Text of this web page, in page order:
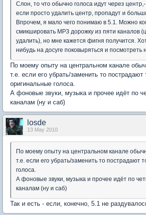
Слон, то что обычно голоса идут через
если просто удалить центр, пропадут и
Впрочем, я мало чего понимаю в 5.1. Можно
смикшировать MP3 дорожку из пяти каналов
удалить), но мне кажется фигня получится.
нибудь на досуге поковыряться и посмотреть
По моему опыту на центральном канале
т.е. если его убрать/заменить то пострадают
оригинальные голоса.
А фоновые звуки, музыка и прочее идёт по
каналам (ну и саб)
losde
13 May 2010
По моему опыту на центральном канале
т.е. если его убрать/заменить то пострадают
голоса.
А фоновые звуки, музыка и прочее идёт по
каналам (ну и саб)
Так и есть - если, конечно, 5.1 не